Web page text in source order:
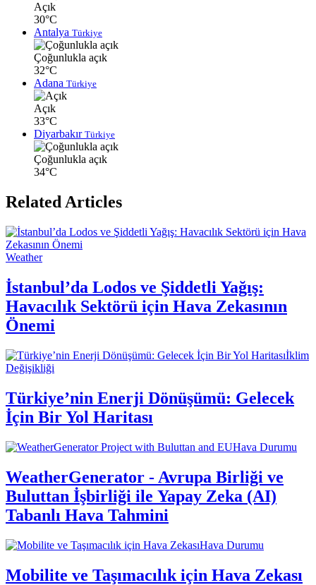
Açık
30°C
Antalya Türkiye
Çoğunlukla açık
32°C
Adana Türkiye
Açık
33°C
Diyarbakır Türkiye
Çoğunlukla açık
34°C
Related Articles
Weather
İstanbul’da Lodos ve Şiddetli Yağış:
Havacılık Sektörü için Hava Zekasının
Önemi
İklim
Değişikliği
Türkiye’nin Enerji Dönüşümü: Gelecek
İçin Bir Yol Haritası
Hava Durumu
WeatherGenerator - Avrupa Birliği ve
Buluttan İşbirliği ile Yapay Zeka (AI)
Tabanlı Hava Tahmini
Hava Durumu
Mobilite ve Taşımacılık için Hava Zekası